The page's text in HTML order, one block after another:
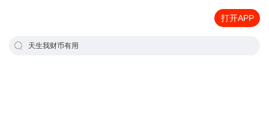
打开APP
天生我财币有用